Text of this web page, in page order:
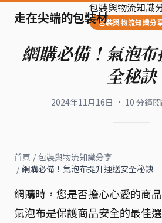
走在尖端的包裝材
包裝與物流知識
包裝與物流知識分
網購必備！氣泡
全秘訣
2024年11月16日 · 10 分鐘
首頁 / 包裝與物流知識分享
/ 網購必備！氣泡布提升運送安全秘訣
網購時，您是否擔心心愛的商
氣泡布是保護商品安全的最佳